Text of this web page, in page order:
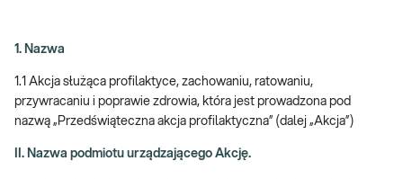
1. Nazwa
1.1 Akcja służąca profilaktyce, zachowaniu, ratowaniu,
przywracaniu i poprawie zdrowia, która jest prowadzona pod
nazwą „Przedświąteczna akcja profilaktyczna” (dalej „Akcja”)
II. Nazwa podmiotu urządzającego Akcję.